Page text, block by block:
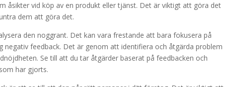
åsikter vid köp av en produkt eller tjänst. Det är viktigt att göra det
dem att göra det.
den noggrant. Det kan vara frestande att bara fokusera på
feedback. Det är genom att identifiera och åtgärda problem
Se till att du tar åtgärder baserat på feedbacken och
har gjorts.